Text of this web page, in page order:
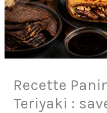
Recette
Teriyaki :